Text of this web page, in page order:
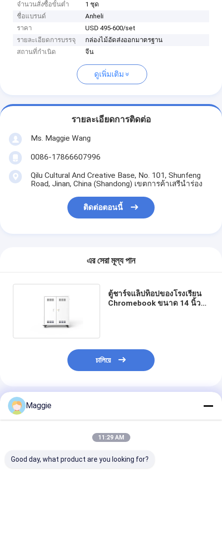
จำนวนสั่งซื้อขั้นต่ำ
1 ชุด
ชื่อแบรนด์
Anheli
ราคา
USD 495-600/set
รายละเอียดการบรรจุ
กล่องไม้อัดส่งออกมาตรฐาน
สถานที่กำเนิด
จีน
ดูเพิ่มเติม
รายละเอียดการติดต่อ
Ms. Maggie Wang
0086-17866607996
Qilu Cultural And Creative Base, No. 101, Shunfeng
Road, Jinan, China (Shandong) เขตการค้าเสรีนำร่อง
ติดต่อตอนนี้
এর সেরা মূল্য পান
ตู้ชาร์จแล็ปท็อปของโรงเรียน
Chromebook ขนาด 14 นิ้ว
চালিয়ে
แนะนำผลิตภัณฑ์
Maggie
11:29 AM
Good day, what product are you looking for?